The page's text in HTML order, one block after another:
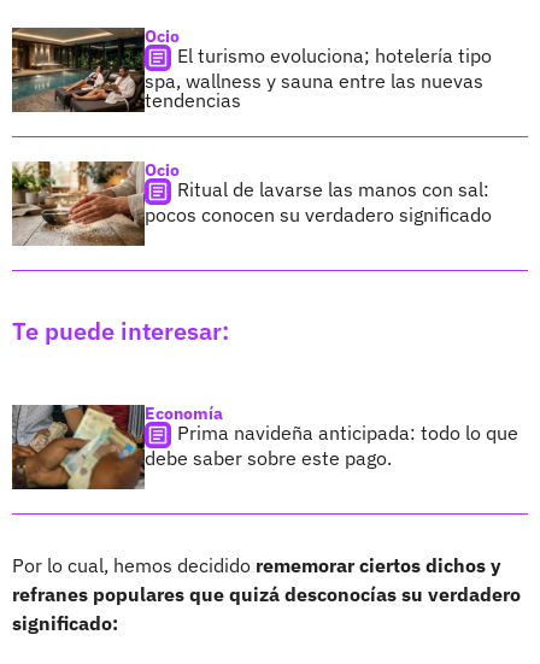
Ocio
El turismo evoluciona; hotelería tipo
spa, wallness y sauna entre las nuevas
tendencias
Ocio
Ritual de lavarse las manos con sal:
pocos conocen su verdadero significado
Te puede interesar:
Economía
Prima navideña anticipada: todo lo que
debe saber sobre este pago.
Por lo cual, hemos decidido rememorar ciertos dichos y
refranes populares que quizá desconocías su verdadero
significado: